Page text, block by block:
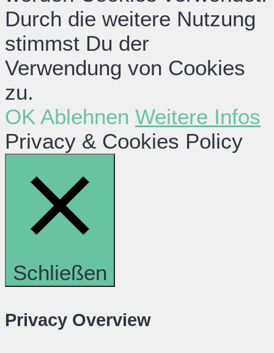
Durch die weitere Nutzung
stimmst Du der
Verwendung von Cookies
zu.
OK Ablehnen Weitere Infos
Privacy & Cookies Policy
Schließen
Privacy Overview